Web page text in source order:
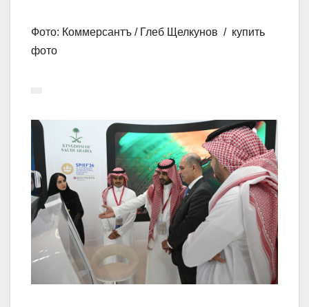
Фото: Коммерсантъ / Глеб Щелкунов / купить
фото